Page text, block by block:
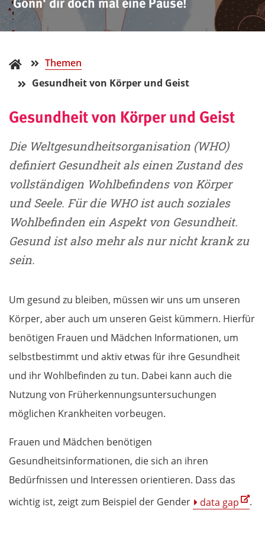
Gönn' dir doch mal eine Pause!
Themen
Gesundheit von Körper und Geist
Gesundheit von Körper und Geist
Die Weltgesundheitsorganisation (WHO)
definiert Gesundheit als einen Zustand des
vollständigen Wohlbefindens von Körper
und Seele. Für die WHO ist auch soziales
Wohlbefinden ein Aspekt von Gesundheit.
Gesund ist also mehr als nur nicht krank zu
sein.
Um gesund zu bleiben, müssen wir uns um unseren
Körper, aber auch um unseren Geist kümmern. Hierfür
benötigen Frauen und Mädchen Informationen, um
selbstbestimmt und aktiv etwas für ihre Gesundheit
und ihr Wohlbefinden zu tun. Dabei kann auch die
Nutzung von Früherkennungsuntersuchungen
möglichen Krankheiten vorbeugen.
Frauen und Mädchen benötigen
Gesundheitsinformationen, die sich an ihren
Bedürfnissen und Interessen orientieren. Dass das
wichtig ist, zeigt zum Beispiel der Gender
data gap .